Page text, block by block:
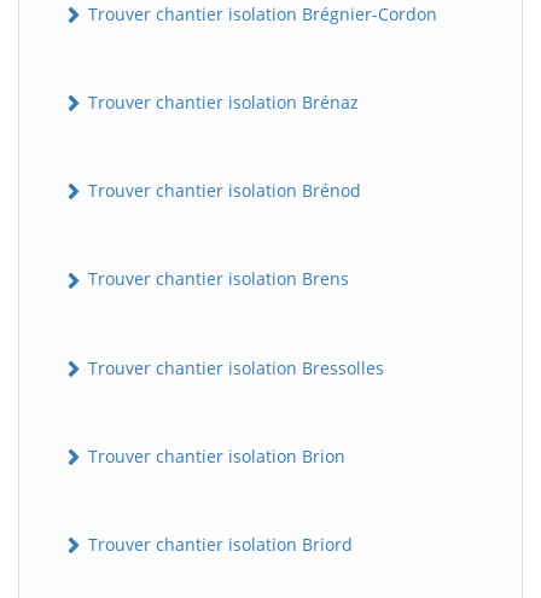
Trouver chantier isolation Brégnier-Cordon
Trouver chantier isolation Brénaz
Trouver chantier isolation Brénod
Trouver chantier isolation Brens
Trouver chantier isolation Bressolles
Trouver chantier isolation Brion
Trouver chantier isolation Briord